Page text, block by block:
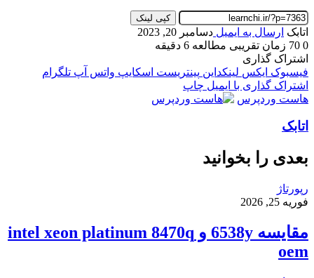
کپی لینک
اتابک ارسال به ایمیل دسامبر 20, 2023
0
زمان تقریبی مطالعه 6 دقیقه
اشتراک گذاری
فیسبوک ایکس لینکداین پینتریست اسکایپ واتس آپ تلگرام
اشتراک گذاری با ایمیل چاپ
هاست وردپرس
اتابک
بعدی را بخوانید
رپورتاژ
فوریه 25, 2026
مقایسه 6538y و intel xeon platinum 8470q
oem